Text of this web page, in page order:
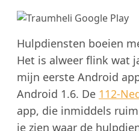
Hulpdiensten boeien
Het is alweer flink wat
mijn eerste Android
Android 1.6. De 112-
app, die inmiddels
je zien waar de